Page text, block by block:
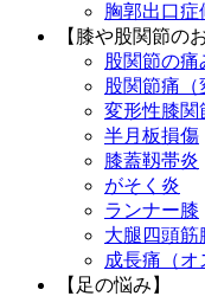
胸郭出口症
【膝や股関節の
股関節の痛
股関節痛（
変形性膝関
半月板損傷
膝蓋靱帯炎
がそく炎
ランナー膝
大腿四頭筋
成長痛（オ
【足の悩み】